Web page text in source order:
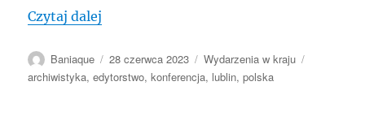
Czytaj dalej
Autor
Baniaque
Data
publikacji
28 czerwca 2023 Kategorie
Wydarzenia w kraju
archiwistyka,edytorstwo,konferencja, lublin,polska